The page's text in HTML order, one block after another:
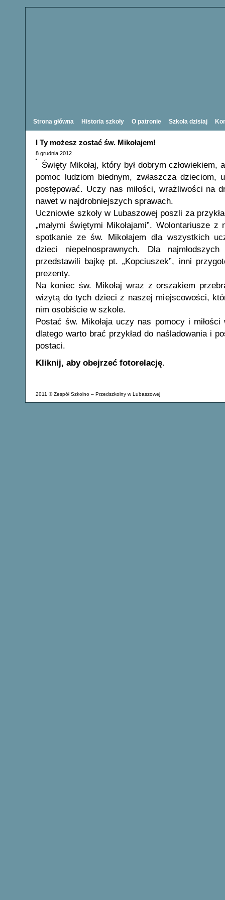
Strona główna Historia szkoły O patronie Szkoła dzisiaj
I Ty możesz zostać św. Mikołajem!
8 grudnia 2012
Święty Mikołaj, który był dobrym
pomoc ludziom biednym, zwłaszcza
postępować. Uczy nas miłości, wrażliwości na
nawet w najdrobniejszych sprawach.
Uczniowie szkoły w Lubaszowej poszli za
„małymi świętymi Mikołajami”. Wolontariusze
spotkanie ze św. Mikołajem dla wszystkich
dzieci niepełnosprawnych. Dla
przedstawili bajkę pt. „Kopciuszek”, inni
prezenty.
Na koniec św. Mikołaj wraz z orszakiem
wizytą do tych dzieci z naszej miejscowości,
nim osobiście w szkole.
Postać św. Mikołaja uczy nas pomocy i miłości
dlatego warto brać przykład do naśladowania i
postaci.
Kliknij, aby obejrzeć fotorelację.
2011 © Zespół Szkolno – Przedszkolny w Lubaszowej